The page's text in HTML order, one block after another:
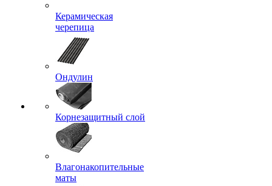
Керамическая
черепица
Ондулин
Корнезащитный слой
Влагонакопительные
маты